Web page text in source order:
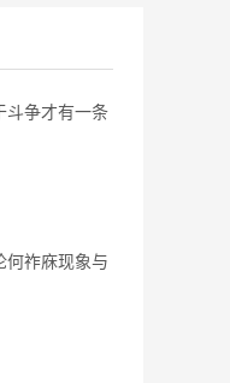
斗争才有一条
祚庥现象与